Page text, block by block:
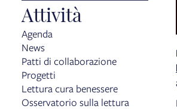
Attività
Agenda
News
Patti di collaborazione
Progetti
Lettura cura benessere
Osservatorio sulla lettura